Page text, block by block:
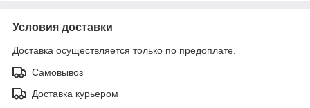
Условия доставки
Доставка осуществляется только по предоплате.
Самовывоз
Доставка курьером